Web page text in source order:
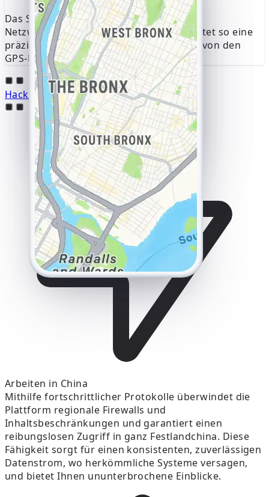
Das System ruft Standortdaten über die
Netzwerksignale eines Geräts ab und bietet so eine
präzise Echtzeit-Verfolgung unabhängig von den
GPS-Einstellungen.
Hacken Sie WeChat-Konten
Arbeiten in China
Mithilfe fortschrittlicher Protokolle überwindet die
Plattform regionale Firewalls und
Inhaltsbeschränkungen und garantiert einen
reibungslosen Zugriff in ganz Festlandchina. Diese
Fähigkeit sorgt für einen konsistenten, zuverlässigen
Datenstrom, wo herkömmliche Systeme versagen,
und bietet Ihnen ununterbrochene Einblicke.